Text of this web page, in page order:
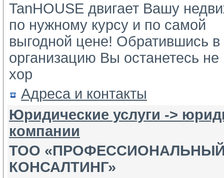
TanHOUSE двигает Вашу
по нужному курсу и по самой
выгодной цене! Обратившись
организацию Вы останетесь не
хор
Адреса и контакты
Юридические услуги ->
компании
ТОО
КОНСАЛТИНГ»